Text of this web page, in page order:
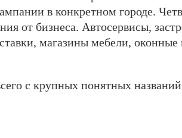
в конкретном городе.
от бизнеса. Автосервисы,
магазины мебели,
с крупных понятных